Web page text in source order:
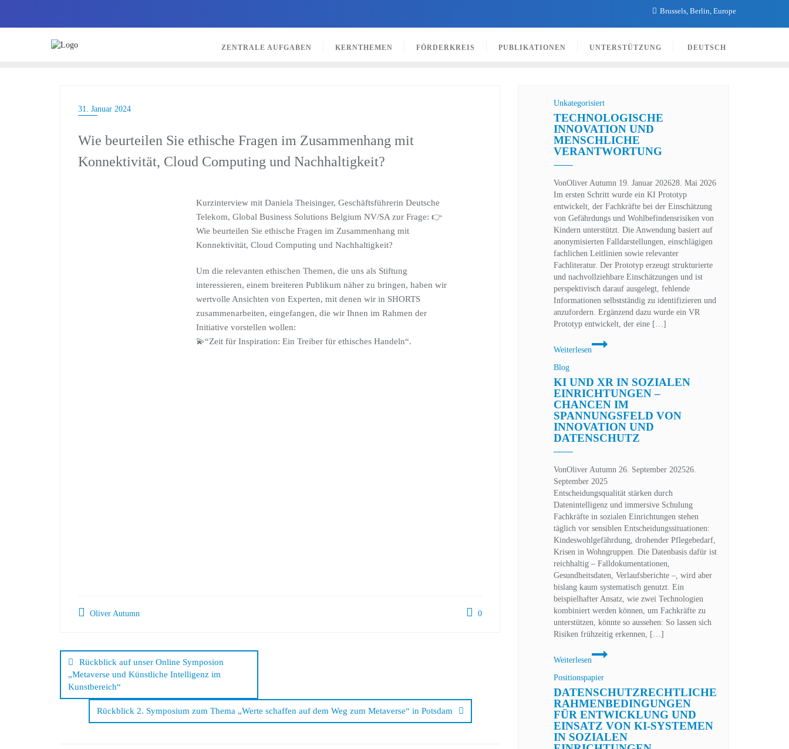
Brussels, Berlin, Europe
ZENTRALE AUFGABEN KERNTHEMEN FÖRDERKREIS PUBLIKATIONEN UNTERSTÜTZUNG DEUTSCH
31. Januar 2024
Wie beurteilen Sie ethische Fragen im Zusammenhang mit
Konnektivität, Cloud Computing und Nachhaltigkeit?
Kurzinterview mit Daniela Theisinger, Geschäftsführerin Deutsche
Telekom, Global Business Solutions Belgium NV/SA zur Frage: 👉
Wie beurteilen Sie ethische Fragen im Zusammenhang mit
Konnektivität, Cloud Computing und Nachhaltigkeit?
Um die relevanten ethischen Themen, die uns als Stiftung
interessieren, einem breiteren Publikum näher zu bringen, haben wir
wertvolle Ansichten von Experten, mit denen wir in SHORTS
zusammenarbeiten, eingefangen, die wir Ihnen im Rahmen der
Initiative vorstellen wollen:
💫“Zeit für Inspiration: Ein Treiber für ethisches Handeln“.
Oliver Autumn 0
Navigation
Rückblick auf unser Online Symposion
„Metaverse und Künstliche Intelligenz im
Kunstbereich“
Rückblick 2. Symposium zum Thema „Werte schaffen auf dem Weg zum Metaverse“ in Potsdam
Unkategorisiert
TECHNOLOGISCHE
INNOVATION UND
MENSCHLICHE
VERANTWORTUNG
VonOliver Autumn 19. Januar 202628. Mai 2026
Im ersten Schritt wurde ein KI Prototyp
entwickelt, der Fachkräfte bei der Einschätzung
von Gefährdungs und Wohlbefindensrisiken von
Kindern unterstützt. Die Anwendung basiert auf
anonymisierten Falldarstellungen, einschlägigen
fachlichen Leitlinien sowie relevanter
Fachliteratur. Der Prototyp erzeugt strukturierte
und nachvollziehbare Einschätzungen und ist
perspektivisch darauf ausgelegt, fehlende
Informationen selbstständig zu identifizieren und
anzufordern. Ergänzend dazu wurde ein VR
Prototyp entwickelt, der eine […]
Weiterlesen
Technologische
Innovation
menschliche
Verantwortung
Blog
KI UND XR IN SOZIALEN
EINRICHTUNGEN –
CHANCEN IM
SPANNUNGSFELD VON
INNOVATION UND
DATENSCHUTZ
VonOliver Autumn 26. September 202526.
September 2025
Entscheidungsqualität stärken durch
Datenintelligenz und immersive Schulung
Fachkräfte in sozialen Einrichtungen stehen
täglich vor sensiblen Entscheidungssituationen:
Kindeswohlgefährdung, drohender Pflegebedarf,
Krisen in Wohngruppen. Die Datenbasis dafür ist
reichhaltig – Falldokumentationen,
Gesundheitsdaten, Verlaufsberichte –, wird aber
bislang kaum systematisch genutzt. Ein
beispielhafter Ansatz, wie zwei Technologien
kombiniert werden können, um Fachkräfte zu
unterstützen, könnte so aussehen: So lassen sich
Risiken frühzeitig erkennen, […]
Weiterlesen
KI
und
XR
in
sozialen
Einrichtungen
–
Chancen
im
Positionspapier
DATENSCHUTZRECHTLICHE
RAHMENBEDINGUNGEN
FÜR ENTWICKLUNG UND
EINSATZ VON KI-SYSTEMEN
IN SOZIALEN